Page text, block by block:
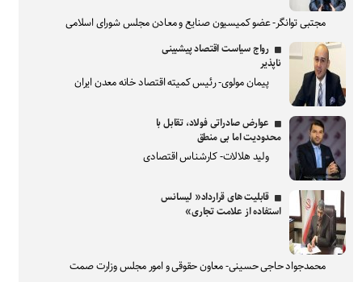
مجتبی توانگر- عضو کمیسیون صنایع و معادن مجلس شورای اسلامی
رواج سیاست اقتصاد پیشبینی
ناپذیر
پیمان مولوی- رئیس کمیته اقتصاد خانه معدن ایران
عوارض صادراتی فولاد، تقابل با
محدودیت اما بی منطق
ولید هلالات- کارشناس اقتصادی
قابلیت های قرارداد« لیسانس
استفاده از علامت تجاری»
محمدجواد حاجی حسینی- معاون حقوقی و امور مجلس وزارت صمت